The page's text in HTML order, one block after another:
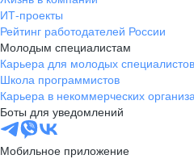
ИТ-проекты
Рейтинг работодателей России
Молодым специалистам
Карьера для молодых специалистов
Школа программистов
Карьера в некоммерческих
Боты для уведомлений
Мобильное приложение